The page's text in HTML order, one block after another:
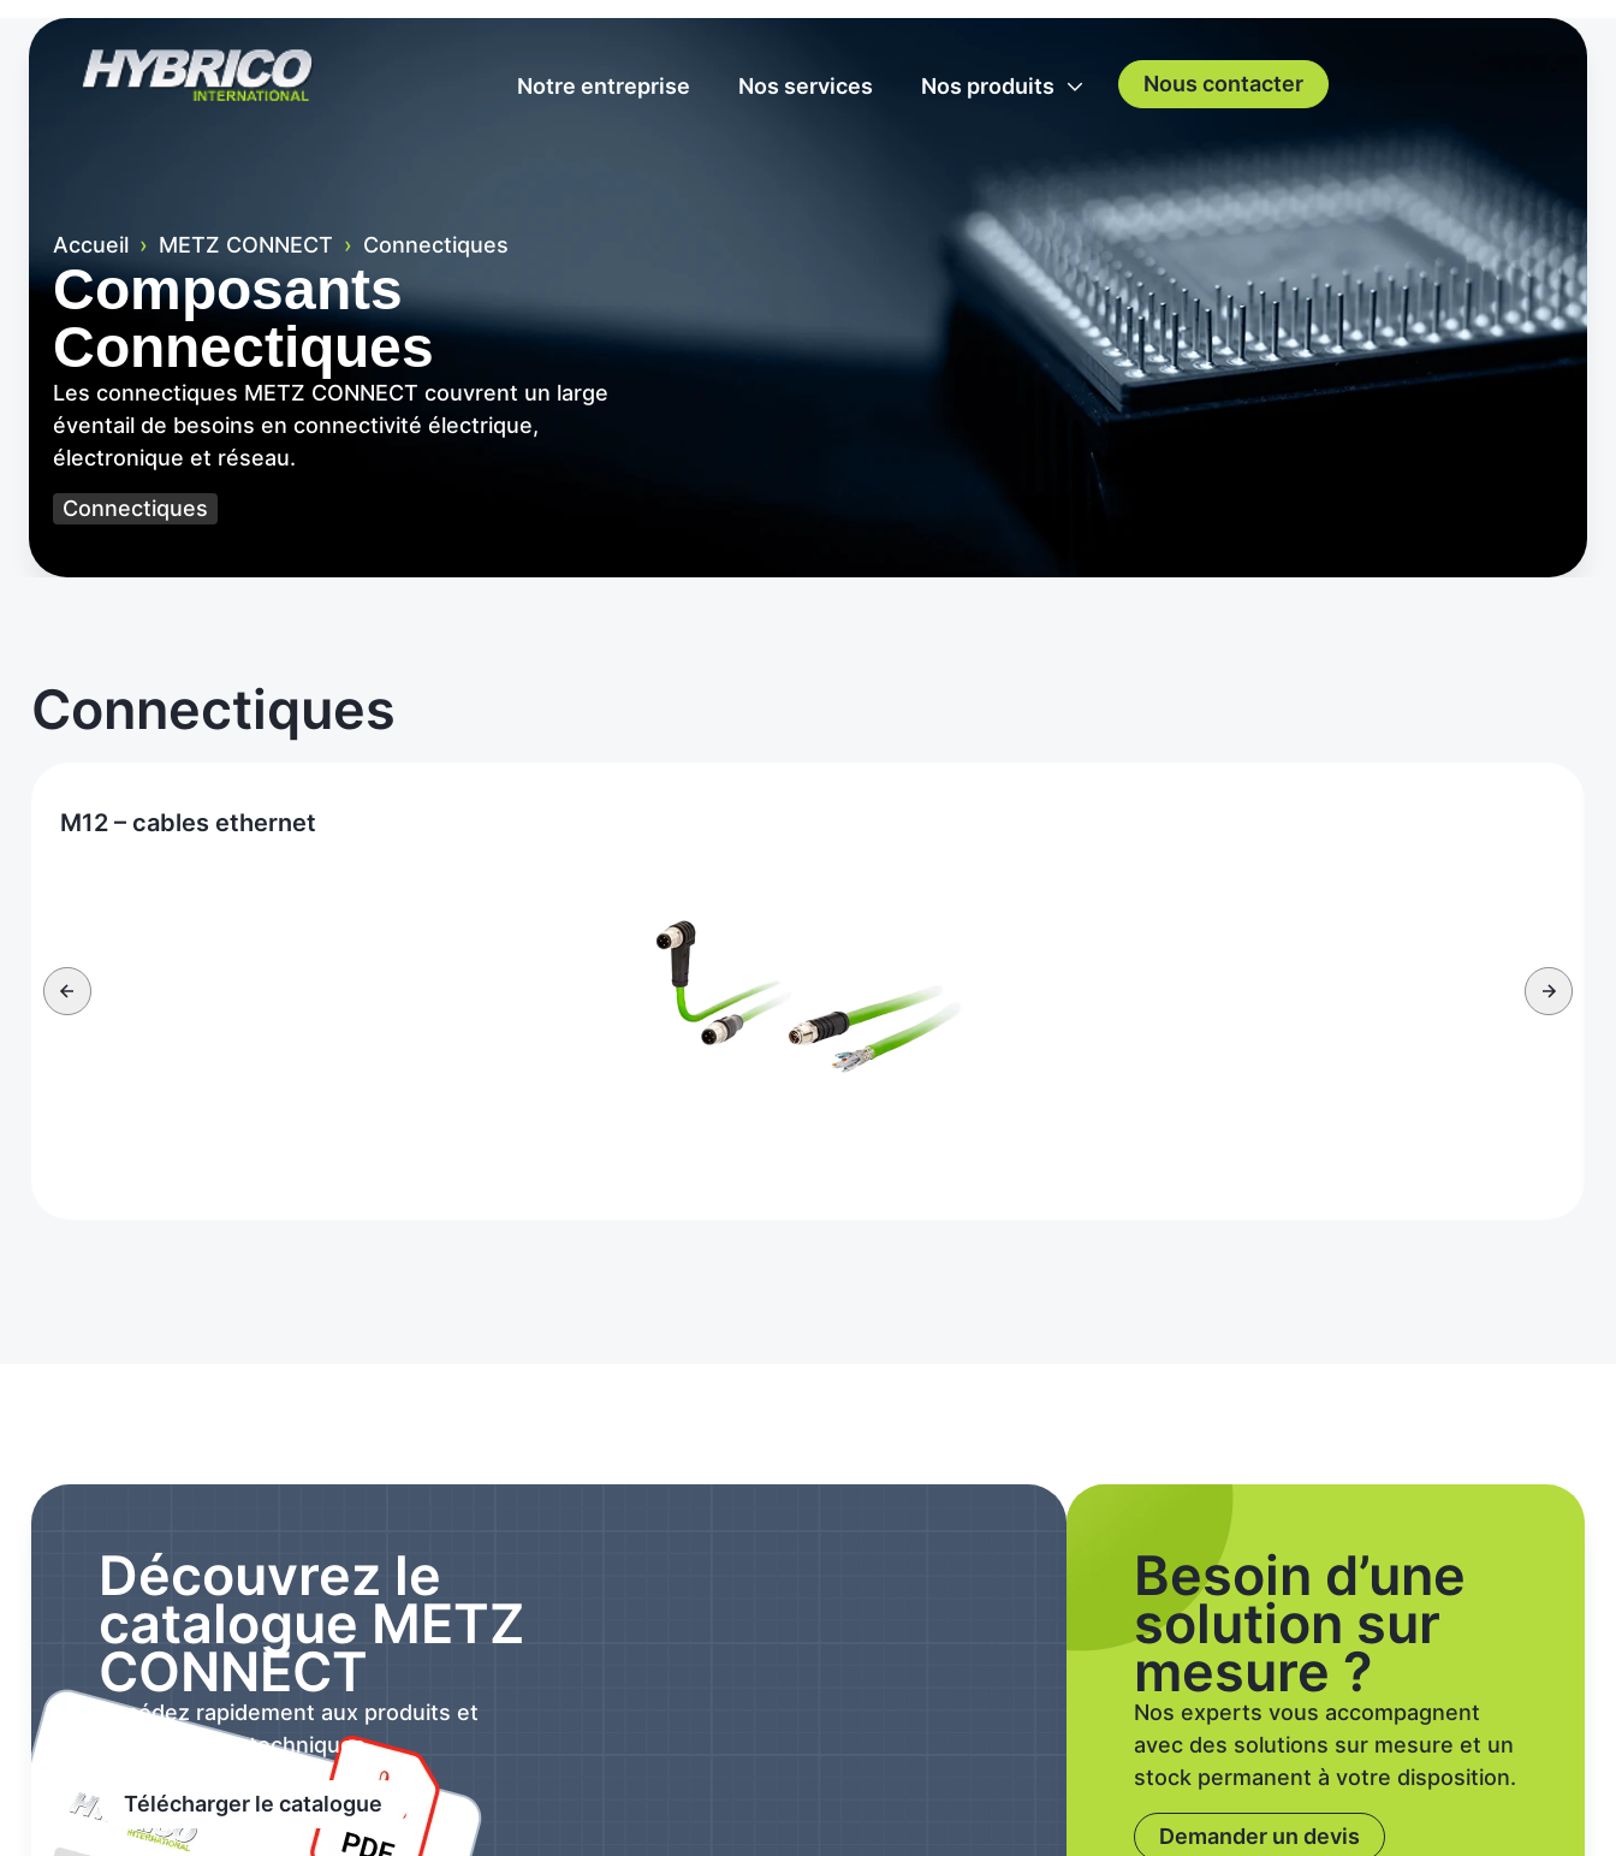
Notre entreprise Nos services Nos produits Nous contacter
Accueil › METZ CONNECT › Connectiques
Composants
Connectiques
Les connectiques METZ CONNECT couvrent un large
éventail de besoins en connectivité électrique,
électronique et réseau.
Connectiques
Connectiques
M12 – cables ethernet
Découvrez le
catalogue METZ
CONNECT
Accédez rapidement aux produits et
spécifications techniques.
Télécharger le catalogue
Besoin d’une
solution sur
mesure ?
Nos experts vous accompagnent
avec des solutions sur mesure et un
stock permanent à votre disposition.
Demander un devis